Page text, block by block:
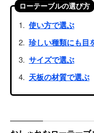
ローテーブルの選び方
使い方で選ぶ
珍しい種類にも目
サイズで選ぶ
天板の材質で選ぶ